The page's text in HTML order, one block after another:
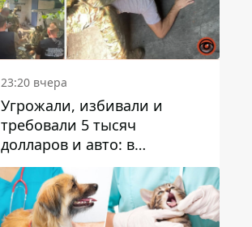
23:20 вчера
Угрожали, избивали и
требовали 5 тысяч
долларов и авто: в
Павлограде задержали двух
мужчин